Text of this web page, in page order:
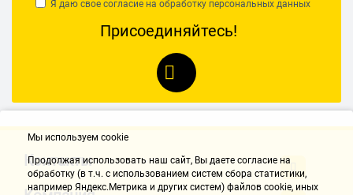
Я даю свое согласие на обработку персональных данных
Присоединяйтесь!
Контакты
Мы используем cookie
Продолжая использовать наш cайт, Вы даете согласие на
обработку (в т.ч. с использованием систем сбора статистики,
например Яндекс.Метрика и других систем) файлов cookie, иных